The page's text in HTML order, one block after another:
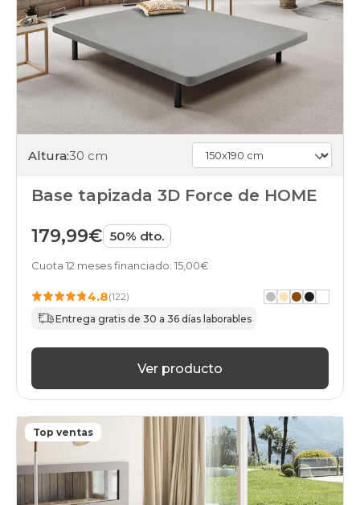
Altura:30 cm
Base tapizada 3D Force de HOME
179,99€ 50% dto.
Cuota 12 meses financiado: 15,00€
4.8(122)
Entrega gratis de 30 a 36 días laborables
Ver producto
Top ventas